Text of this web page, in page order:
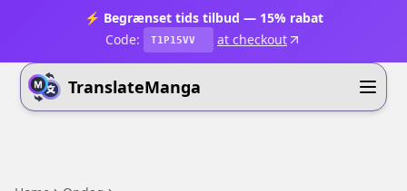
⚡ Begrænset tids tilbud — 15% rabat
Code:
T1P15VV at checkout
TranslateManga